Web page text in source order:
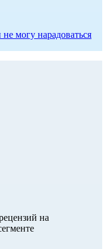
могу нарадоваться
на